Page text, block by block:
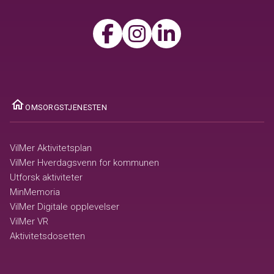
OMSORGSTJENESTEN
VilMer Aktivitetsplan
VilMer Hverdagsvenn for kommunen
Utforsk aktiviteter
MinMemoria
VilMer Digitale opplevelser
VilMer VR
Aktivitetsdosetten